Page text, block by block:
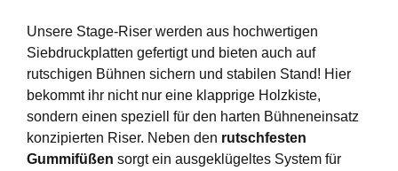
Unsere Stage-Riser werden aus hochwertigen
Siebdruckplatten gefertigt und bieten auch auf
rutschigen Bühnen sichern und stabilen Stand! Hier
bekommt ihr nicht nur eine klapprige Holzkiste,
sondern einen speziell für den harten Bühneneinsatz
konzipierten Riser. Neben den rutschfesten
Gummifüßen sorgt ein ausgeklügeltes System für